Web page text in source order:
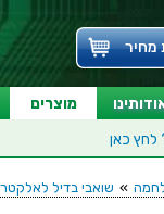
מוצרים
לחץ כאן
» שואבי בדיל